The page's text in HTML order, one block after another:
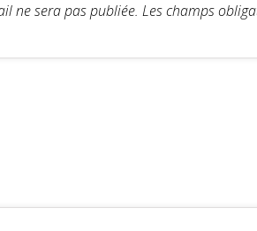
ne sera pas publiée. Les champs